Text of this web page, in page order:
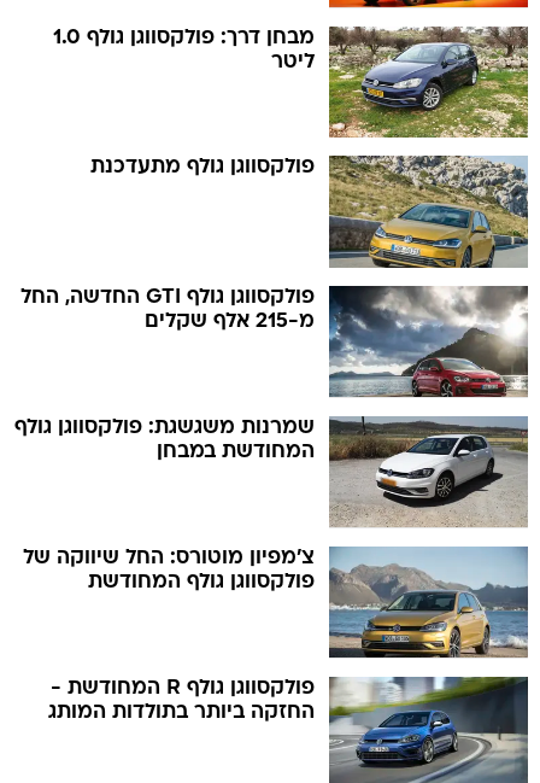
מבחן דרך: פולקסווגן גולף 1.0
ליטר
פולקסווגן גולף מתעדכנת
פולקסווגן גולף GTI החדשה, החל
מ-215 אלף שקלים
שמרנות משגשגת: פולקסווגן גולף
המחודשת במבחן
צ'מפיון מוטורס: החל שיווקה של
פולקסווגן גולף המחודשת
פולקסווגן גולף R המחודשת -
החזקה ביותר בתולדות המותג